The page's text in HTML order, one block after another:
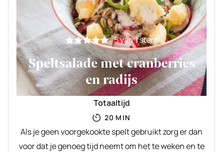
5van 1 stem
Speltsalade met cranberries
en radijs
Totaaltijd
20 MINUTEN
MIN
Als je geen voorgekookte spelt gebruikt zorg er dan
voor dat je genoeg tijd neemt om het te weken en te